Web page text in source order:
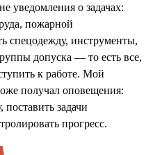
уведомления о задачах:
пожарной
спецодежду, инструменты,
допуска — то есть все,
к работе. Мой
получал оповещения:
задачи
прогресс.